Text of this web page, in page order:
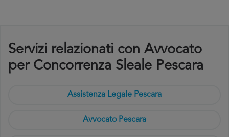
Servizi relazionati con Avvocato
per Concorrenza Sleale Pescara
Assistenza Legale Pescara
Avvocato Pescara